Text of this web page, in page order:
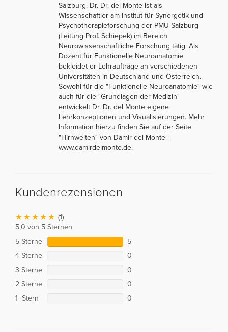
Salzburg. Dr. Dr. del Monte ist als
Wissenschaftler am Institut für Synergetik und
Psychotherapieforschung der PMU Salzburg
(Leitung Prof. Schiepek) im Bereich
Neurowissenschaftliche Forschung tätig. Als
Dozent für Funktionelle Neuroanatomie
bekleidet er Lehraufträge an verschiedenen
Universitäten in Deutschland und Österreich.
Sowohl für die "Funktionelle Neuroanatomie" wie
auch für die "Grundlagen der Medizin"
entwickelt Dr. Dr. del Monte eigene
Lehrkonzeptionen und Visualisierungen. Mehr
Information hierzu finden Sie auf der Seite
"Hirnwelten" von Damir del Monte |
www.damirdelmonte.de.
Kundenrezensionen
(1)
5,0 von 5 Sternen
5 Sterne
5
4 Sterne
0
3 Sterne
0
2 Sterne
0
1 Stern
0